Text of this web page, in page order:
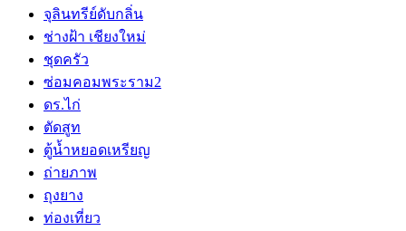
จุลินทรีย์ดับกลิ่น
ช่างฝ้า เชียงใหม่
ชุดครัว
ซ่อมคอมพระราม2
ดร.ไก่
ตัดสูท
ตู้น้ำหยอดเหรียญ
ถ่ายภาพ
ถุงยาง
ท่องเที่ยว